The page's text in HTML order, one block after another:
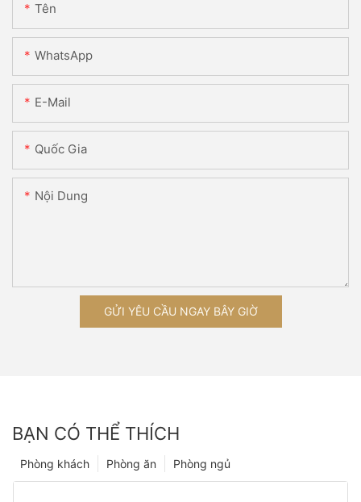
Tên
WhatsApp
E-Mail
Quốc Gia
Nội Dung
GỬI YÊU CẦU NGAY BÂY GIỜ
BẠN CÓ THỂ THÍCH
Phòng ngủ
Phòng ăn
Phòng khách